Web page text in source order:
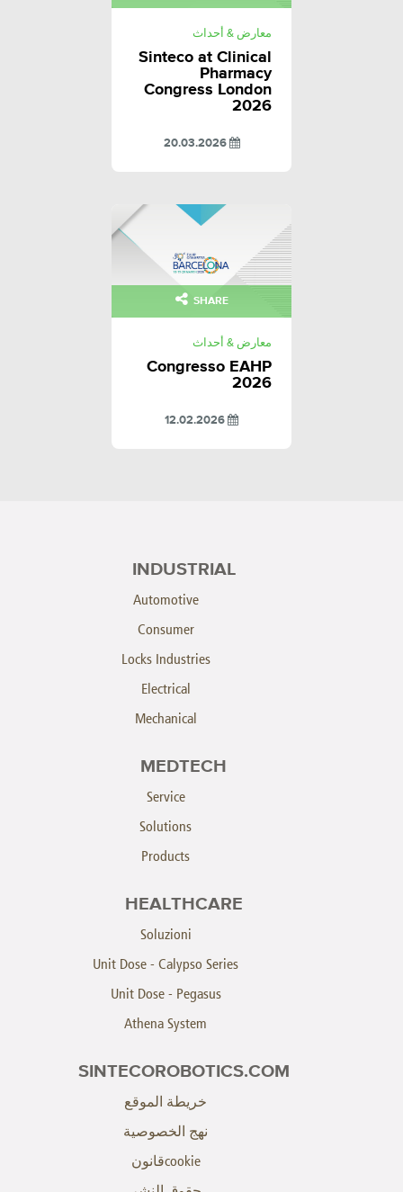
معارض & أحداث
Sinteco at Clinical
Pharmacy
Congress London
2026
20.03.2026
SHARE
معارض & أحداث
Congresso EAHP
2026
INDUSTRIAL
Automotive
Consumer
Locks Industries
Electrical
Mechanical
MEDTECH
Service
Solutions
Products
HEALTHCARE
Soluzioni
Unit Dose - Calypso Series
Unit Dose - Pegasus
Athena System
SINTECOROBOTICS.COM
خريطة الموقع
نهج الخصوصية
cookieقانون